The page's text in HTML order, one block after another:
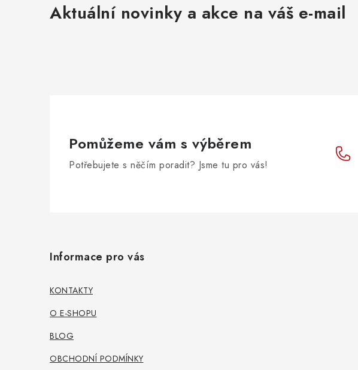
Aktuální novinky a akce na váš e-mail
Pomůžeme vám s výběrem
Potřebujete s něčím poradit? Jsme tu pro vás!
Informace pro vás
KONTAKTY
O E-SHOPU
BLOG
OBCHODNÍ PODMÍNKY